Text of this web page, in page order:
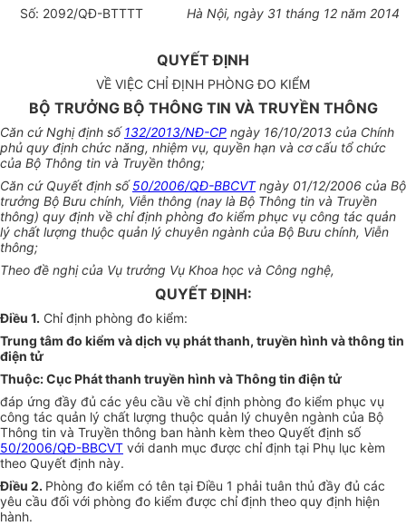
Số: 2092/QĐ-BTTTT Hà Nội, ngày 31 tháng 12 năm 2014
QUYẾT ĐỊNH
VỀ VIỆC CHỈ ĐỊNH PHÒNG ĐO KIỂM
BỘ TRƯỞNG BỘ THÔNG TIN VÀ TRUYỀN THÔNG
Căn cứ Nghị định số132/2013/NĐ-CP ngày 16/10/2013 của Chính
phủ quy định chức năng, nhiệm vụ, quyền hạn và cơ cấu tổ chức
của Bộ Thông tin và Truyền thông;
Căn cứ Quyết định số50/2006/QĐ-BBCVTngày 01/12/2006 của Bộ
trưởng Bộ Bưu chính, Viễn thông (nay là Bộ Thông tin và Truyền
thông) quy định về chỉ định phòng đo kiểm phục vụ công tác quản
lý chất lượng thuộc quản lý chuyên ngành của Bộ Bưu chính, Viễn
thông;
Theo đề nghị của Vụ trưởng Vụ Khoa học và Công nghệ,
QUYẾT ĐỊNH:
Điều 1. Chỉ định phòng đo kiểm:
Trung tâm đo kiểm và dịch vụ phát thanh, truyền hình và thông tin
điện tử
Thuộc: Cục Phát thanh truyền hình và Thông tin điện tử
đáp ứng đầy đủ các yêu cầu về chỉ định phòng đo kiểm phục vụ
công tác quản lý chất lượng thuộc quản lý chuyên ngành của Bộ
Thông tin và Truyền thông ban hành kèm theo Quyết định số
50/2006/QĐ-BBCVT với danh mục được chỉ định tại Phụ lục kèm
theo Quyết định này.
Điều 2. Phòng đo kiểm có tên tại Điều 1 phải tuân thủ đầy đủ các
yêu cầu đối với phòng đo kiểm được chỉ định theo quy định hiện
hành.